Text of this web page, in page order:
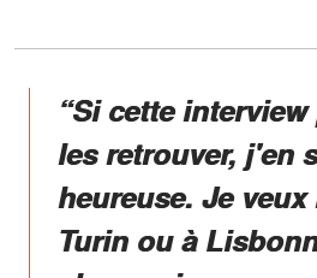
“Si cette
les retrouver, j'en
heureuse. Je
Turin ou à